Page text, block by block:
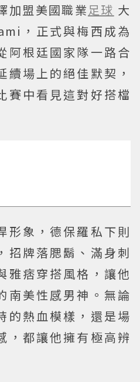
加盟美國職業足球 大
，正式與梅西成為
阿根廷國家隊一路合
續場上的絕佳默契，
賽中看見這對好搭檔
形象，德保羅私下則
招牌落腮鬍、滿身刺
雅痞穿搭風格，讓他
南美性感男神。無論
的熱血模樣，還是場
，都讓他擁有極高辨